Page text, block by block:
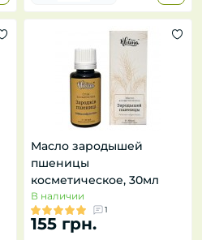
Масло зародышей
пшеницы
косметическое, 30мл
В наличии
1
155 грн.